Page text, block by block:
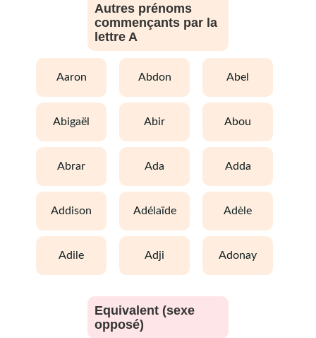
Autres prénoms
commençants par la
lettre A
aaron abdon abel
abigaël abir abou
abrar ada adda
addison adélaïde adèle
adile adji adonay
Equivalent (sexe
opposé)